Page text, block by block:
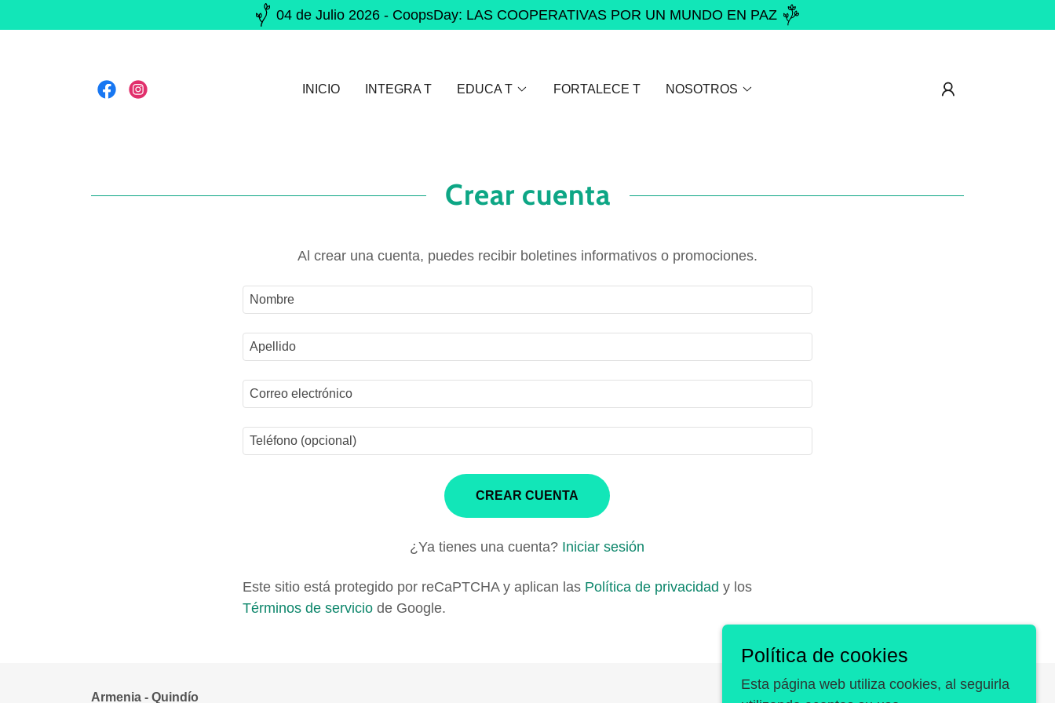
04 de Julio 2026 - CoopsDay: LAS COOPERATIVAS POR UN MUNDO EN PAZ
INICIO INTEGRA T EDUCA T FORTALECE T NOSOTROS
Crear cuenta
Al crear una cuenta, puedes recibir boletines informativos o promociones.
CREAR CUENTA
¿Ya tienes una cuenta? Iniciar sesión
Este sitio está protegido por reCaPTCHA y aplican las Política de privacidad y los
Términos de servicio de Google.
Armenia - Quindío
Política de cookies
Esta página web utiliza cookies, al seguirla